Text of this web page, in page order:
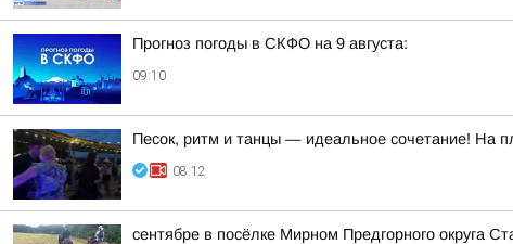
Прогноз погоды в СКФО на 9 августа:
09:10
Песок, ритм и танцы — идеальное сочетание! На
08:12
сентябре в посёлке Мирном Предгорного округа